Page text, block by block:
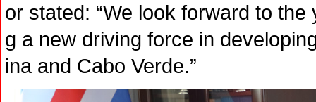
or stated: “We look forward to
g a new driving force in
ina and Cabo Verde.”